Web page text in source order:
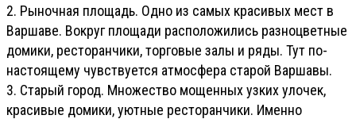
2. Рыночная площадь. Одно из самых красивых мест в
Варшаве. Вокруг площади расположились разноцветные
домики, ресторанчики, торговые залы и ряды. Тут по-
настоящему чувствуется атмосфера старой Варшавы.
3. Старый город. Множество мощенных узких улочек,
красивые домики, уютные ресторанчики. Именно